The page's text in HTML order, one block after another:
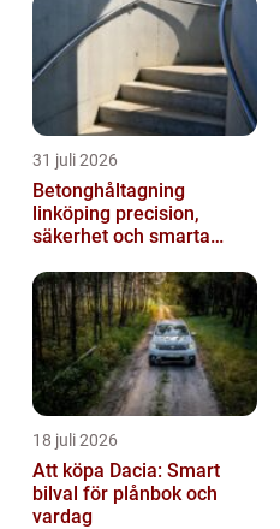
31 juli 2026
Betonghåltagning
linköping precision,
säkerhet och smarta
18 juli 2026
Att köpa Dacia: Smart
bilval för plånbok och
vardag